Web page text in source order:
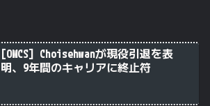
[OWCS] Choisehwanが現役引退を表
明、9年間のキャリアに終止符